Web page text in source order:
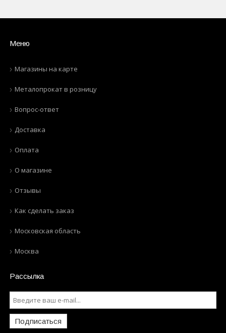
Меню
Магазины на карте
Металопрокат в розницу
Вопрос-ответ
Доставка
Оплата
О магазине
Отзывы
Как сделать заказ
Московская область
Москва
Рассылка
Подписаться